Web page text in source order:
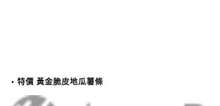
特價 黃金脆皮地瓜薯條